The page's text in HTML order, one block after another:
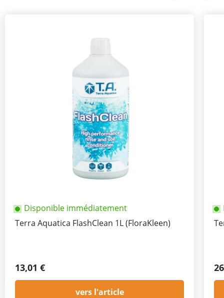
Disponible immédiatement
Terra Aquatica FlashClean 1L (FloraKleen)
13,01 €
vers l'article